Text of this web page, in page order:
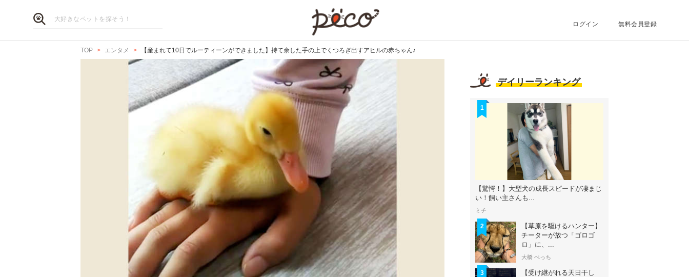
ログイン 無料会員登録
TOP エンタメ 【産まれて10日でルーティーンができました】持て余した手の上でくつろぎ出すアヒルの赤ちゃん♪
デイリーランキング
1
【驚愕！】大型犬の成長スピードが凄まじ
い！飼い主さんも...
ミチ
2
【草原を駆けるハンター】
チーターが放つ「ゴロゴ
ロ」に、...
大橋 ぺっち
3
【受け継がれる天日干し